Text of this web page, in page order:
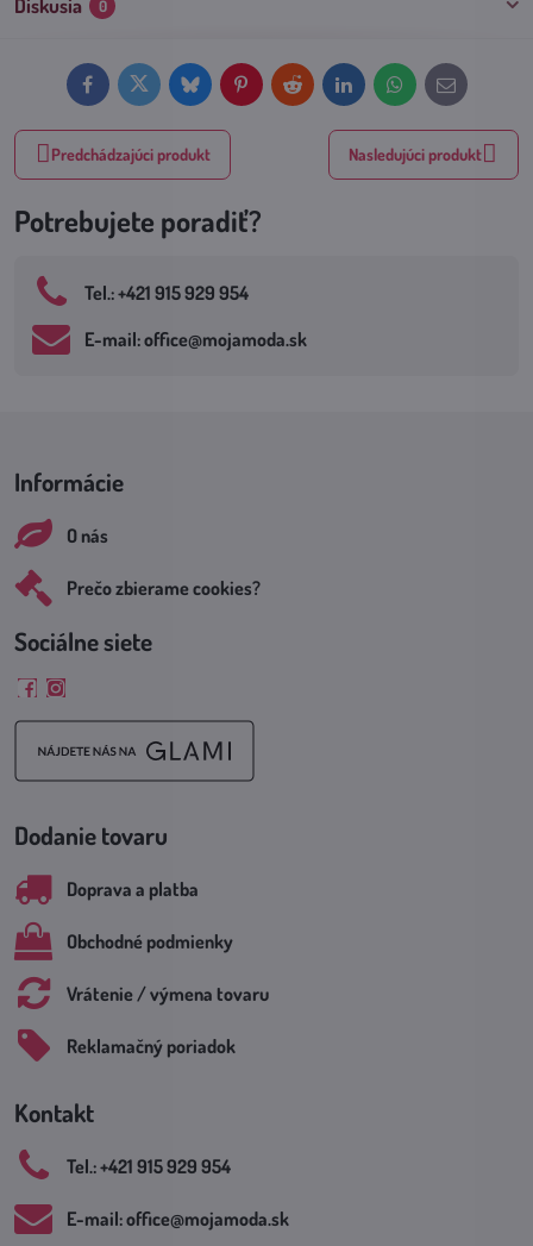
Diskusia 0
FacebookTwitter BlueskyPinterestReddit LinkedInWhatsApp
E-
mail
Predchádzajúci produkt Nasledujúci produkt
Potrebujete poradiť?
Tel​.: +421 915 929 954
E-mail: office​@mojamoda​.sk
Informácie
O nás
Prečo zbierame cookies?
Sociálne siete
FacebookInstagram
Dodanie tovaru
Doprava a platba
Obchodné podmienky
Vrátenie / výmena tovaru
Reklamačný poriadok
Kontakt
Tel​.: +421 915 929 954
E-mail: office​@mojamoda​.sk